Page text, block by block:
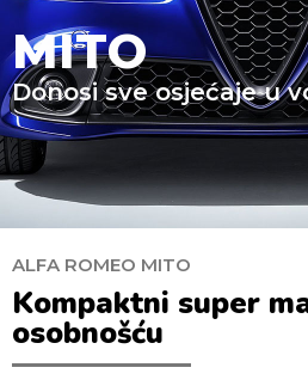
MITO
Donosi sve osjećaje u
ALFA ROMEO MITO
Kompaktni super
osobnošću